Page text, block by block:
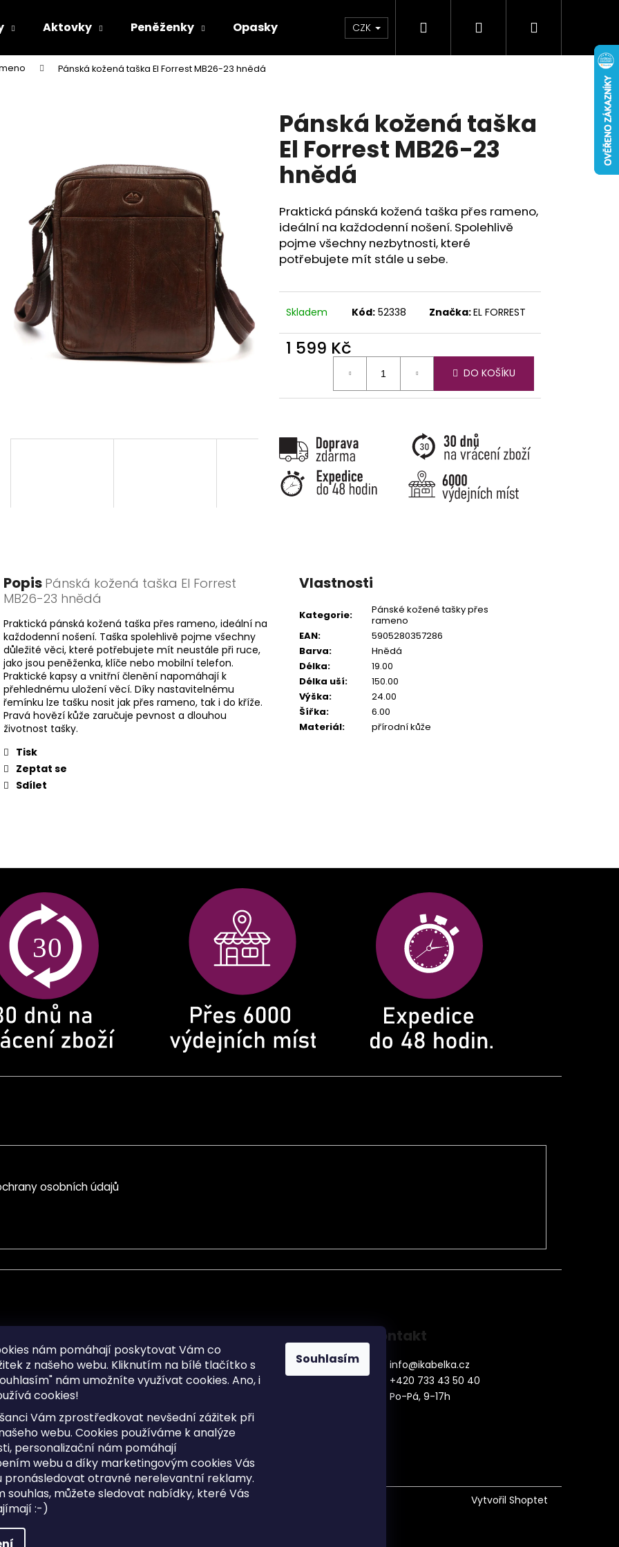
nám pomáhají poskytovat Vám co
z našeho webu. Kliknutím na bílé tlačítko s
nám umožníte využívat cookies. Ano, i
cookies!
Vám zprostředkovat nevšední zážitek při
webu. Cookies používáme k analýze
personalizační nám pomáhají
webu a díky marketingovým cookies Vás
pronásledovat otravné nerelevantní reklamy.
souhlas, můžete sledovat nabídky, které Vás
:-)
Souhlasím
Aktovky Peněženky Opasky Doplňky Novinky
CZK Hledat PřihlášeníNákupní
Pánská kožená taška El Forrest MB26-23 hnědá
Pánská kožená taška
El Forrest MB26-23
hnědá
Praktická pánská kožená taška přes rameno,
ideální na každodenní nošení. Spolehlivě
pojme všechny nezbytnosti, které
potřebujete mít stále u sebe.
Skladem Kód: 52338 Značka:EL FORREST
1 599 Kč
DO KOŠÍKU
Popis Pánská kožená taška El Forrest
MB26-23 hnědá
Praktická pánská kožená taška přes rameno, ideální na
každodenní nošení. Taška spolehlivě pojme všechny
důležité věci, které potřebujete mít neustále při ruce,
jako jsou peněženka, klíče nebo mobilní telefon.
Praktické kapsy a vnitřní členění napomáhají k
přehlednému uložení věcí. Díky nastavitelnému
řemínku lze tašku nosit jak přes rameno, tak i do kříže.
Pravá hovězí kůže zaručuje pevnost a dlouhou
životnost tašky.
Tisk
Zeptat se
Sdílet
Vlastnosti
Kategorie:
Pánské kožené tašky přes
rameno
EAN:
5905280357286
Barva:
Hnědá
Délka:
19.00
Délka uší:
150.00
Výška:
24.00
Šířka:
6.00
Materiál: přírodní kůže
Co potřebujete najít?
Doporučujeme
osobních údajů
osobních údajů
dotazy
cookies
Sitemap
Doprava a Platba
Postup vrácení zboží ve 30 denní
lhůtě
Obchodní podmínky
Kontakt
info@ikabelka.cz
+420 733 43 50 40
Po-Pá, 9-17h
Vytvořil Shoptet
Upravit nastavení cookies